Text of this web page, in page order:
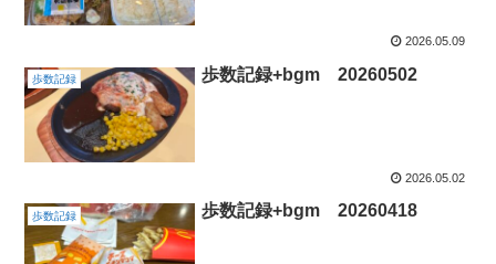
2026.05.09
歩数記録 歩数記録+bgm 20260502
2026.05.02
歩数記録 歩数記録+bgm 20260418